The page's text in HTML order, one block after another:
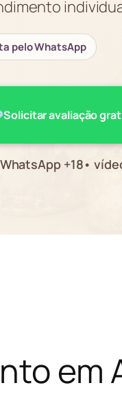
pelo WhatsApp
Solicitar avaliação
+18•
em